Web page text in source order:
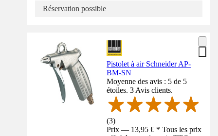
Réservation possible
Pistolet à air Schneider AP-
BM-SN
Moyenne des avis : 5 de 5
étoiles. 3 Avis clients.
(3)
Prix — 13,95 € * Tous les prix